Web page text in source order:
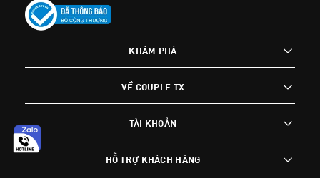
KHÁM PHÁ
VỀ COUPLE TX
TÀI KHOẢN
HỖ TRỢ KHÁCH HÀNG